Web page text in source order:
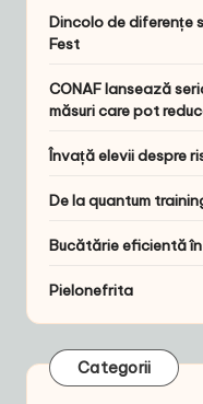
Dincolo de diferențe
Fest
CONAF lansează
măsuri care pot
Învață elevii despre
De la quantum
Bucătărie eficientă
Pielonefrita
Categorii